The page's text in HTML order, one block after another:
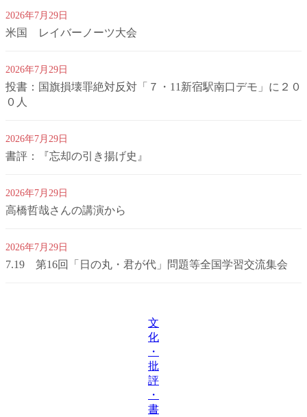
2026年7月29日
米国 レイバーノーツ大会
2026年7月29日
投書：国旗損壊罪絶対反対「７・11新宿駅南口デモ」に２０
０人
2026年7月29日
書評：『忘却の引き揚げ史』
2026年7月29日
高橋哲哉さんの講演から
2026年7月29日
7.19 第16回「日の丸・君が代」問題等全国学習交流集会
文
化
・
批
評
・
書